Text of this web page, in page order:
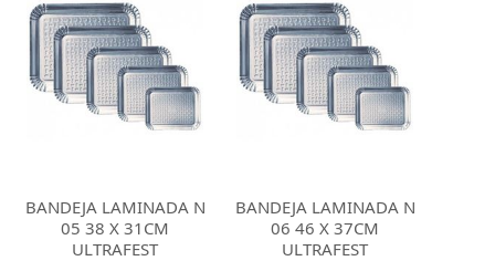
BANDEJA LAMINADA N
05 38 X 31CM
ULTRAFEST
BANDEJA LAMINADA N
06 46 X 37CM
ULTRAFEST